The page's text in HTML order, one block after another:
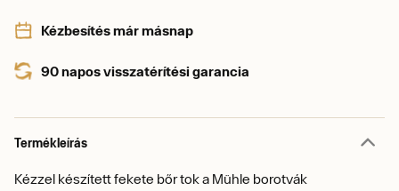
Kézbesítés már másnap
90 napos visszatérítési garancia
Termékleírás
Kézzel készített fekete bőr tok a Mühle borotvák